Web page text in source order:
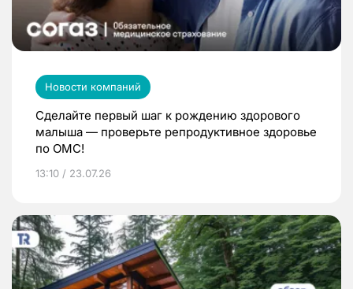
Новости компаний
Сделайте первый шаг к рождению здорового
малыша — проверьте репродуктивное здоровье
по ОМС!
13:10 / 23.07.26